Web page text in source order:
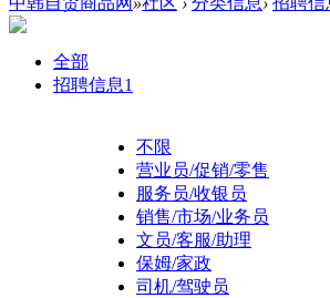
全部
招聘信息1
不限
营业员/促销/零售
服务员/收银员
销售/市场/业务员
文员/客服/助理
保姆/家政
司机/驾驶员